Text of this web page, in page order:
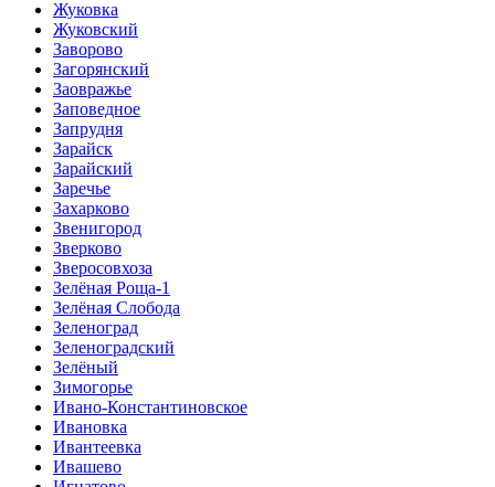
Жуковка
Жуковский
Заворово
Загорянский
Заовражье
Заповедное
Запрудня
Зарайск
Зарайский
Заречье
Захарково
Звенигород
Зверково
Зверосовхоза
Зелёная Роща-1
Зелёная Слобода
Зеленоград
Зеленоградский
Зелёный
Зимогорье
Ивано-Константиновское
Ивановка
Ивантеевка
Ивашево